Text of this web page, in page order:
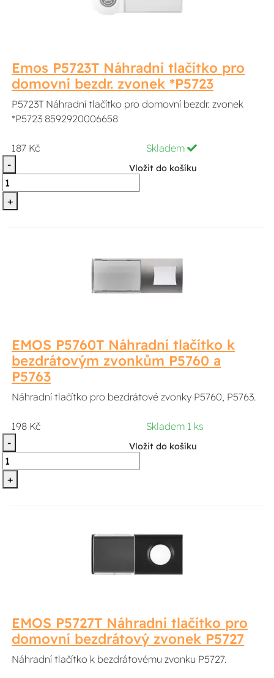
Emos P5723T Náhradní tlačítko pro
domovní bezdr. zvonek *P5723
P5723T Náhradní tlačítko pro domovní bezdr. zvonek
*P5723 8592920006658
187 Kč
Skladem
-
+
Vložit do košíku
EMOS P5760T Náhradní tlačítko k
bezdrátovým zvonkům P5760 a
P5763
Náhradní tlačítko pro bezdrátové zvonky P5760, P5763.
198 Kč
Skladem 1 ks
-
+
Vložit do košíku
EMOS P5727T Náhradní tlačítko pro
domovní bezdrátový zvonek P5727
Náhradní tlačítko k bezdrátovému zvonku P5727.